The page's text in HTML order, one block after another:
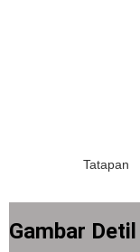
Gambar Detil